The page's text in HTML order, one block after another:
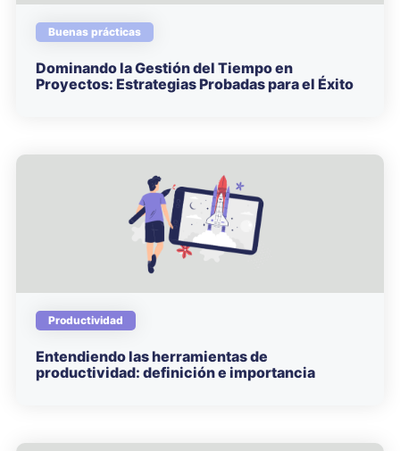
Buenas prácticas
Dominando la Gestión del Tiempo en
Proyectos: Estrategias Probadas para el Éxito
Productividad
Entendiendo las herramientas de
productividad: definición e importancia